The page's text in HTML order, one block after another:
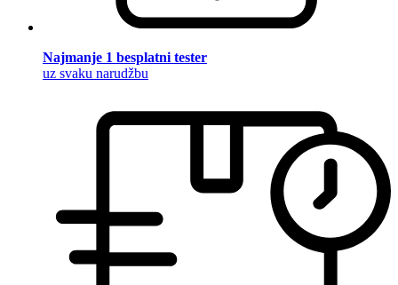
Najmanje 1 besplatni tester
uz svaku narudžbu